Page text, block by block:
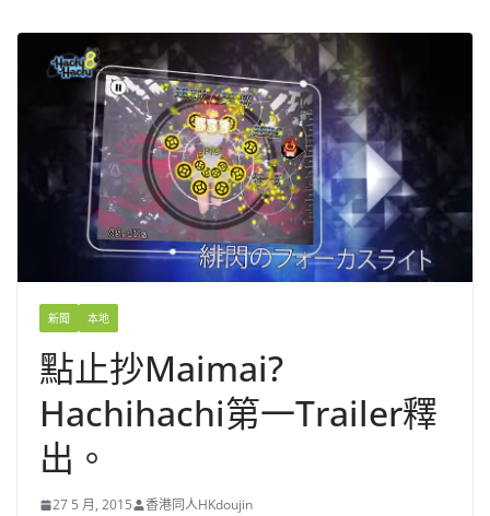
新聞 本地
點止抄Maimai?
Hachihachi第一Trailer釋
出。
27 5 月, 2015 香港同人HKdoujin